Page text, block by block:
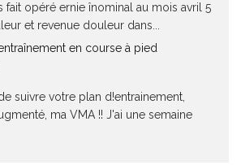
fait opéré ernie înominal au mois avril 5
et revenue douleur dans...
en course à pied
suivre votre plan d!entrainement,
ma VMA !! J'ai une semaine